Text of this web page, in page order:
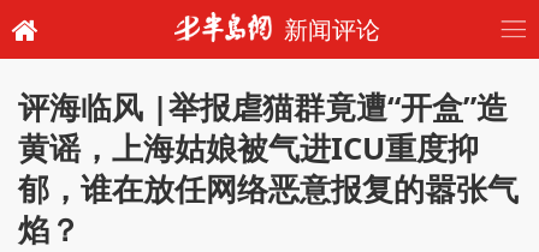
新闻评论
评海临风 |举报虐猫群竟遭“开盒”造
黄谣，上海姑娘被气进ICU重度抑
郁，谁在放任网络恶意报复的嚣张气
焰？